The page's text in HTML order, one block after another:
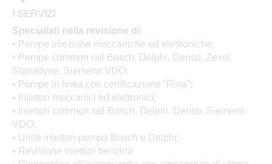
I SERVIZI
Specialisti nella revisione di:
• Pompe iniezione meccaniche ed elettroniche;
• Pompe common rail Bosch, Delphi, Denso, Zexel,
Stanadyne, Siemens VDO;
• Pompe in linea con certificazione “Rina”;
• Iniettori meccanici ed elettronici;
• Iniettori common rail Bosch, Delphi, Denso, Siemens
VDO;
• Unità iniettori-pompa Bosch e Delphi;
• Revisione iniettori benzina